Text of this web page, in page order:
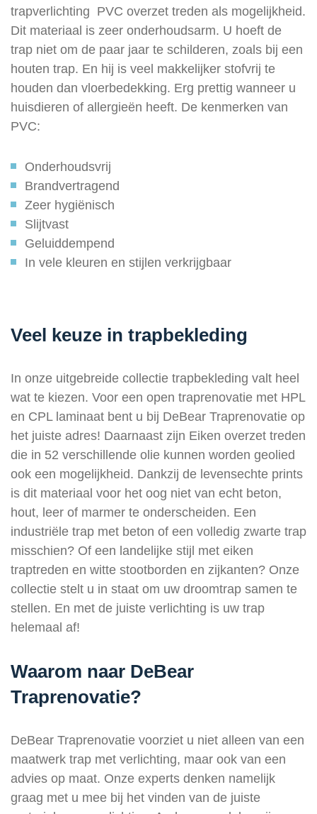
trapverlichting PVC overzet treden als mogelijkheid.
Dit materiaal is zeer onderhoudsarm. U hoeft de
trap niet om de paar jaar te schilderen, zoals bij een
houten trap. En hij is veel makkelijker stofvrij te
houden dan vloerbedekking. Erg prettig wanneer u
huisdieren of allergieën heeft. De kenmerken van
PVC:
Onderhoudsvrij
Brandvertragend
Zeer hygiënisch
Slijtvast
Geluiddempend
In vele kleuren en stijlen verkrijgbaar
Veel keuze in trapbekleding
In onze uitgebreide collectie trapbekleding valt heel
wat te kiezen. Voor een open traprenovatie met HPL
en CPL laminaat bent u bij DeBear Traprenovatie op
het juiste adres! Daarnaast zijn Eiken overzet treden
die in 52 verschillende olie kunnen worden geolied
ook een mogelijkheid. Dankzij de levensechte prints
is dit materiaal voor het oog niet van echt beton,
hout, leer of marmer te onderscheiden. Een
industriële trap met beton of een volledig zwarte trap
misschien? Of een landelijke stijl met eiken
traptreden en witte stootborden en zijkanten? Onze
collectie stelt u in staat om uw droomtrap samen te
stellen. En met de juiste verlichting is uw trap
helemaal af!
Waarom naar DeBear
Traprenovatie?
DeBear Traprenovatie voorziet u niet alleen van een
maatwerk trap met verlichting, maar ook van een
advies op maat. Onze experts denken namelijk
graag met u mee bij het vinden van de juiste